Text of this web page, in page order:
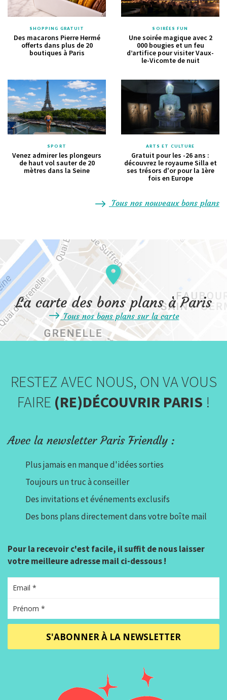
SHOPPING GRATUIT
Des macarons Pierre Hermé
offerts dans plus de 20
boutiques à Paris
SOIRÉES FUN
Une soirée magique avec 2
000 bougies et un feu
d’artifice pour visiter Vaux-
le-Vicomte de nuit
SPORT
Venez admirer les plongeurs
de haut vol sauter de 20
mètres dans la Seine
ARTS ET CULTURE
Gratuit pour les -26 ans :
découvrez le royaume Silla et
ses trésors d'or pour la 1ère
fois en Europe
Tous nos nouveaux bons plans
La carte des bons plans à Paris
Tous nos bons plans sur la carte
RESTEZ AVEC NOUS, ON VA VOUS
FAIRE (RE)DÉCOUVRIR PARIS !
Avec la newsletter Paris Friendly :
Plus jamais en manque d'idées sorties
Toujours un truc à conseiller
Des invitations et événements exclusifs
Des bons plans directement dans votre boîte mail
Pour la recevoir c'est facile, il suffit de nous laisser
votre meilleure adresse mail ci-dessous !
S'ABONNER À LA NEWSLETTER